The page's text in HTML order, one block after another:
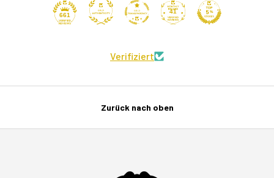
661
41
Verifiziert
Zurück nach oben